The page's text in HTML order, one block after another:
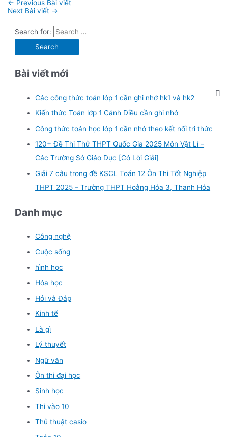
← Previous Bài viết
Next Bài viết →
Search for:
Bài viết mới
Các công thức toán lớp 1 cần ghi nhớ hk1 và hk2
Kiến thức Toán lớp 1 Cánh Diều cần ghi nhớ
Công thức toán học lớp 1 cần nhớ theo kết nối tri thức
120+ Đề Thi Thử THPT Quốc Gia 2025 Môn Vật Lí –
Các Trường Sở Giáo Dục [Có Lời Giải]
Giải 7 câu trong đề KSCL Toán 12 Ôn Thi Tốt Nghiệp
THPT 2025 – Trường THPT Hoằng Hóa 3, Thanh Hóa
Danh mục
Công nghệ
Cuộc sống
hình học
Hóa học
Hỏi và Đáp
Kinh tế
Là gì
Lý thuyết
Ngữ văn
Ôn thi đại học
Sinh học
Thi vào 10
Thủ thuật casio